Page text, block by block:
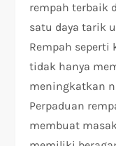
rempah terbaik
satu daya tarik
Rempah seperti
tidak hanya
meningkatkan
Perpaduan
membuat